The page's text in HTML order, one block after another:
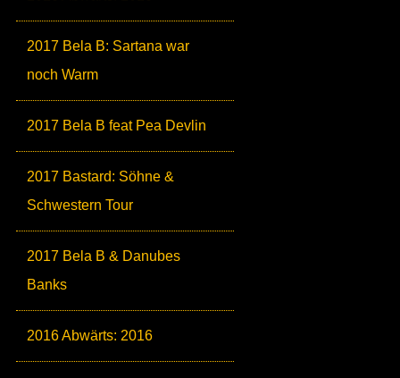
2017 Bela B: Sartana war
noch Warm
2017 Bela B feat Pea Devlin
2017 Bastard: Söhne &
Schwestern Tour
2017 Bela B & Danubes
Banks
2016 Abwärts: 2016